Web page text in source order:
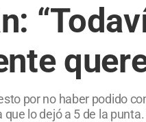
por no haber podido
lo dejó a 5 de la